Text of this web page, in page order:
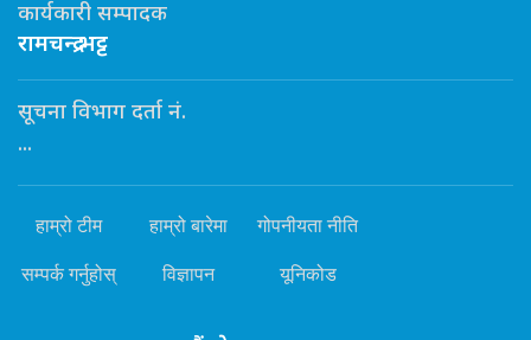
कार्यकारी सम्पादक
रामचन्द्र भट्ट
सूचना विभाग दर्ता नं.
...
हाम्रो टीम हाम्रो बारेमा गोपनीयता नीति
सम्पर्क गर्नुहोस् विज्ञापन यूनिकोड